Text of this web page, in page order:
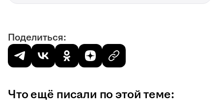
Поделиться:
Что ещё писали по этой теме: